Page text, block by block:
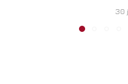
30